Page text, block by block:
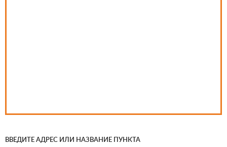
ВВЕДИТЕ АДРЕС ИЛИ НАЗВАНИЕ ПУНКТА